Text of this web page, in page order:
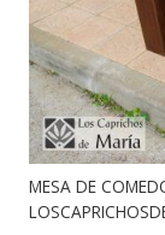
MESA DE